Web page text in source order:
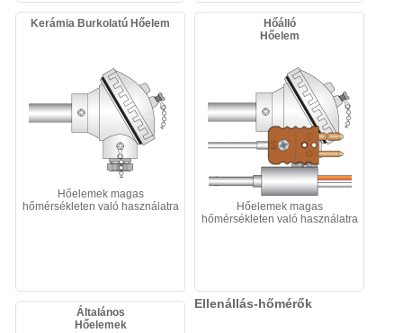
Kerámia Burkolatú Hőelem
Hőelemek magas
hőmérsékleten való használatra
Hőálló
Hőelem
Hőelemek magas
hőmérsékleten való használatra
Általános
Hőelemek
Ellenállás-hőmérők